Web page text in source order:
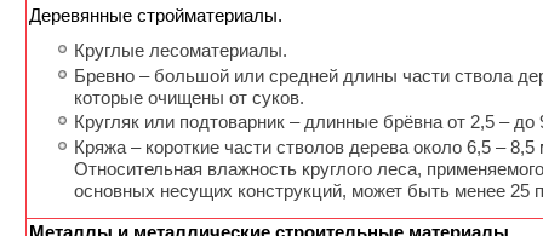
Деревянные стройматериалы.
Круглые лесоматериалы.
Бревно – большой или средней длины части ствола
которые очищены от суков.
Кругляк или подтоварник – длинные брёвна от 2,5 – до
Кряжа – короткие части cтволов дерева около 6,5 – 8,5
Относительная влажность круглого леса,
основных несущих конструкций, может быть менее 25